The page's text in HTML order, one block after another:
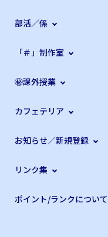
部活／係
「＃」制作室
㊙課外授業
カフェテリア
お知らせ／新規登録
リンク集
ポイント/ランクについて